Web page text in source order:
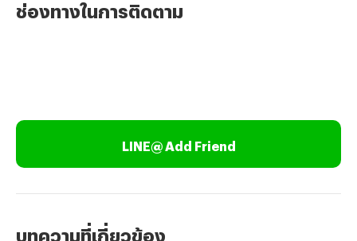
ช่องทางในการติดตาม
LINE@ Add Friend
บทความที่เกี่ยวข้อง